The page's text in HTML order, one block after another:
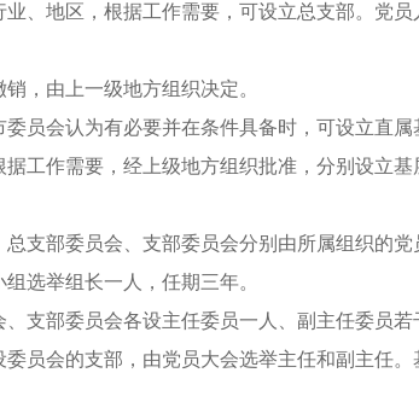
、地区，根据工作需要，可设立总支部。党
由上一级地方组织决定。
会认为有必要并在条件具备时，可设立直属
作需要，经上级地方组织批准，分别设立基
部委员会、支部委员会分别由所属组织的党
选举组长一人，任期三年。
部委员会各设主任委员一人、副主任委员若
员会的支部，由党员大会选举主任和副主任